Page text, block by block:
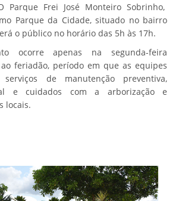
Parque Frei José Monteiro Sobrinho,
Parque da Cidade, situado no bairro
o público no horário das 5h às 17h.
ocorre apenas na segunda-feira
feriadão, período em que as equipes
de manutenção preventiva,
e cuidados com a arborização e
locais.